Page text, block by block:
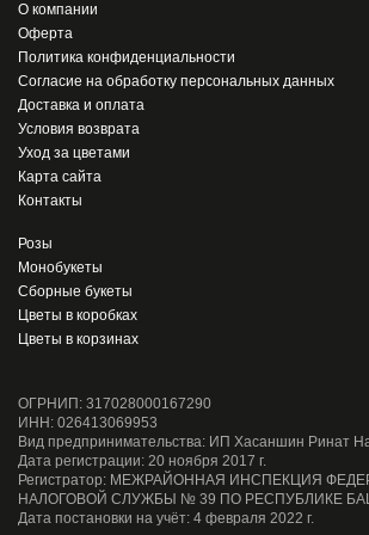
О компании
Оферта
Политика конфиденциальности
Согласие на обработку персональных данных
Доставка и оплата
Условия возврата
Уход за цветами
Карта сайта
Контакты
Розы
Монобукеты
Сборные букеты
Цветы в коробках
Цветы в корзинах
ОГРНИП: 317028000167290
ИНН: 026413069953
Вид предпринимательства: ИП Хасаншин Ринат
Дата регистрации: 20 ноября 2017 г.
Регистратор: МЕЖРАЙОННАЯ ИНСПЕКЦИЯ
НАЛОГОВОЙ СЛУЖБЫ № 39 ПО РЕСПУБЛИКЕ
Дата постановки на учёт: 4 февраля 2022 г.